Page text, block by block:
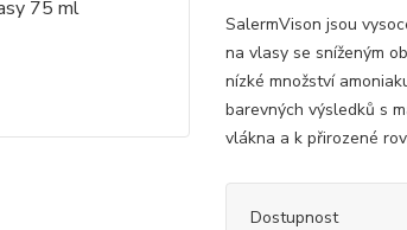
SalermVison jsou
na vlasy se sníženým
nízké množství
barevných výsledků s
vlákna a k přirozené
Dostupnost